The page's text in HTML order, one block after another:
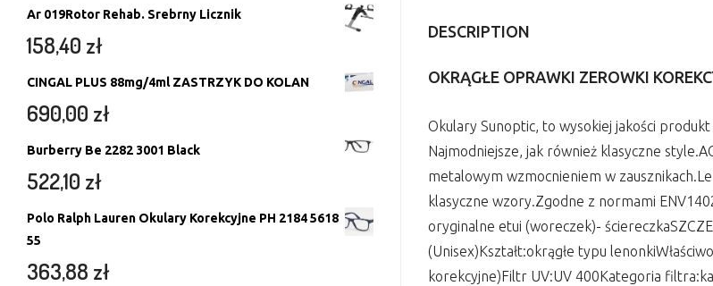
DESCRIPTION
OKRĄGŁE OPRAWKI ZEROWKI
Okulary Sunoptic, to wysokiej jakości
Najmodniejsze, jak również klasyczne
metalowym wzmocnieniem w
klasyczne wzory.Zgodne z normami
oryginalne etui (woreczek)-
(Unisex)Kształt:okrągłe typu
korekcyjne)Filtr UV:UV 400Kategoria
Ar 019Rotor Rehab. Srebrny Licznik
158,40 zł
CINGAL PLUS 88mg/4ml ZASTRZYK DO KOLAN
690,00 zł
Burberry Be 2282 3001 Black
522,10 zł
Polo Ralph Lauren Okulary Korekcyjne PH 2184 5618
55
363,88 zł